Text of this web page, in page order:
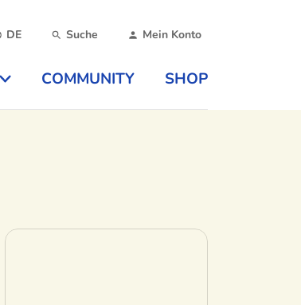
DE Suche Mein Konto
COMMUNITY SHOP